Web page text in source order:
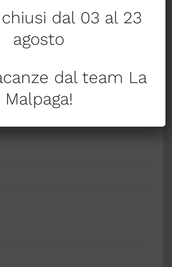
dal 03 al 23
agosto
dal team La
Malpaga!